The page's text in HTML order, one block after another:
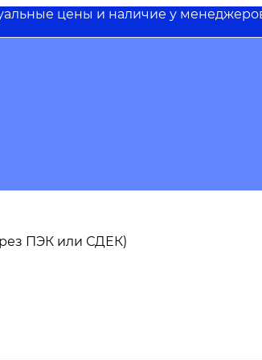
цены и наличие у
ПЭК или СДЕК)